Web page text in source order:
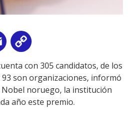
Email
Link
con 305 candidatos, de los
son organizaciones, informó
noruego, la institución
año este premio.